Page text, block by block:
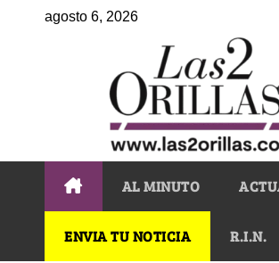
agosto 6, 2026
AL MINUTO
ENVIA TU NOTICIA R.I.N.